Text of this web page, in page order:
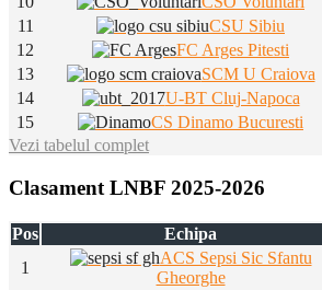
11
CSU Sibiu
12
FC Arges Pitesti
13
SCM U Craiova
14
U-BT Cluj-Napoca
15
CS Dinamo Bucuresti
Vezi tabelul complet
Clasament LNBF 2025-2026
Pos Echipa
1
ACS Sepsi Sic Sfantu
Gheorghe